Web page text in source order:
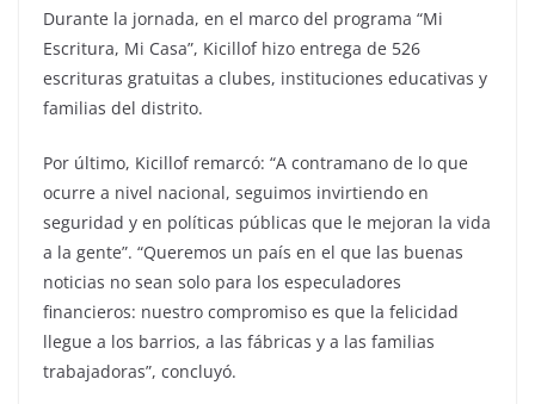
Durante la jornada, en el marco del programa “Mi
Escritura, Mi Casa”, Kicillof hizo entrega de 526
escrituras gratuitas a clubes, instituciones educativas y
familias del distrito.
Por último, Kicillof remarcó: “A contramano de lo que
ocurre a nivel nacional, seguimos invirtiendo en
seguridad y en políticas públicas que le mejoran la vida
a la gente”. “Queremos un país en el que las buenas
noticias no sean solo para los especuladores
financieros: nuestro compromiso es que la felicidad
llegue a los barrios, a las fábricas y a las familias
trabajadoras”, concluyó.